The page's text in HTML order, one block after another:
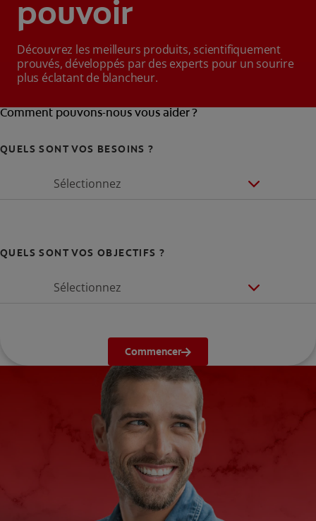
pouvoir
Découvrez les meilleurs produits, scientifiquement
prouvés, développés par des experts pour un sourire
plus éclatant de blancheur.
Comment pouvons-nous vous aider ?
QUELS SONT VOS BESOINS ?
Sélectionnez
QUELS SONT VOS OBJECTIFS ?
Sélectionnez
Commencer